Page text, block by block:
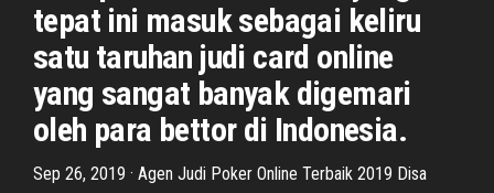
tepat ini masuk sebagai keliru
satu taruhan judi card online
yang sangat banyak digemari
oleh para bettor di Indonesia.
Sep 26, 2019 · Agen Judi Poker Online Terbaik 2019 Disa